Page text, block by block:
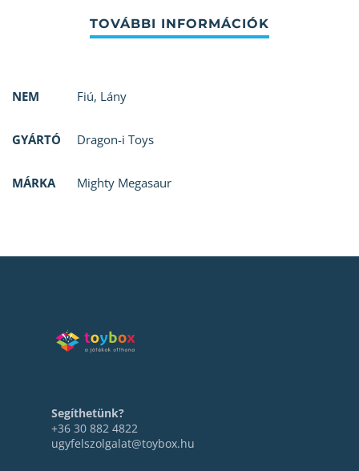
NEM Fiú, Lány
GYÁRTÓ Dragon-i Toys
MÁRKA Mighty Megasaur
Segíthetünk?
+36 30 882 4822
ugyfelszolgalat@toybox.hu